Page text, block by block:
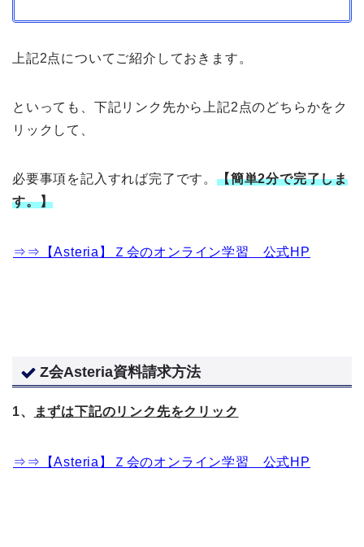
上記2点についてご紹介しておきます。
といっても、下記リンク先から上記2点のどちらかをク
リックして、
必要事項を記入すれば完了です。 【簡単2分で完了しま
す。】
⇒⇒【Asteria】Ｚ会のオンライン学習 公式HP
Z会Asteria資料請求方法
1、 まずは下記のリンク先をクリック
⇒⇒【Asteria】Ｚ会のオンライン学習 公式HP